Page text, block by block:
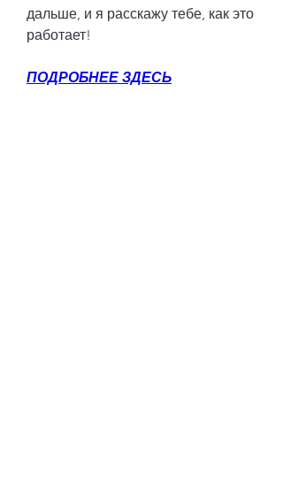
дальше, и я расскажу тебе, как это
работает!
ПОДРОБНЕЕ ЗДЕСЬ